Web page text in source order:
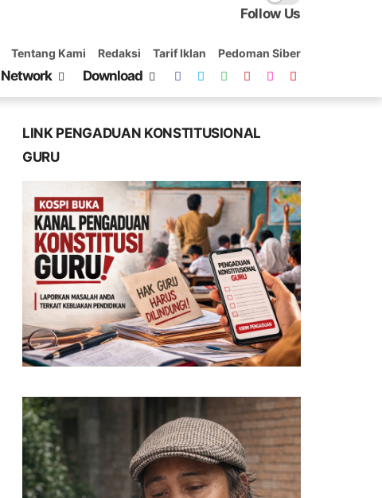
Follow Us
Tentang Kami Redaksi Tarif Iklan Pedoman Siber
Network Download
LINK PENGADUAN KONSTITUSIONAL
GURU